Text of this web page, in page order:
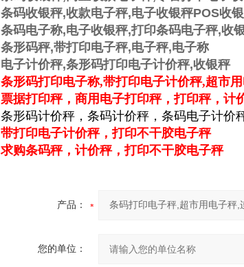
条码收银秤,收款电子秤,电子收银秤POS收
条码电子称,电子收银秤,打印条码电子秤,收
条形码秤,带打印电子秤,电子秤,电子称
电子计价秤,条形码打印电子计价秤,收银秤
条形码打印电子称,带打印电子计价秤,超市
票据打印秤，商用电子打印秤，打印秤，计
条形码计价秤，条码计价秤，条码电子计价
带打印电子计价秤，打印不干胶电子秤
求购条码秤，计价秤，打印不干胶电子秤
产品：
您的单位：